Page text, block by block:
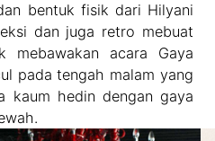
bentuk fisik dari Hilyani
dan juga retro mebuat
mebawakan acara Gaya
pada tengah malam yang
kaum hedin dengan gaya